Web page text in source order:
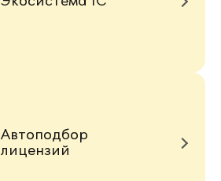
Автоподбор
лицензий